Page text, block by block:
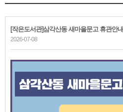
[작은도서관]삼각산동 새마을문고 휴관안
2026-07-08